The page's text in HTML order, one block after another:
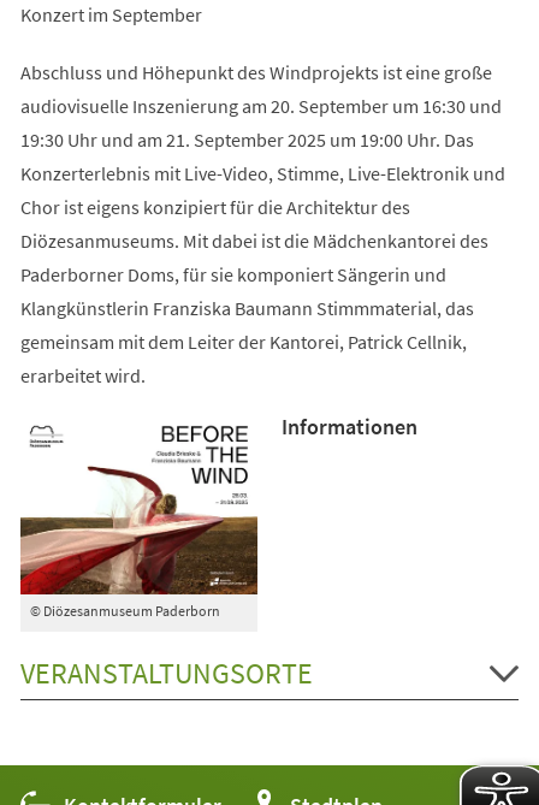
Konzert im September
Abschluss und Höhepunkt des Windprojekts ist eine große
audiovisuelle Inszenierung am 20. September um 16:30 und
19:30 Uhr und am 21. September 2025 um 19:00 Uhr. Das
Konzerterlebnis mit Live-Video, Stimme, Live-Elektronik und
Chor ist eigens konzipiert für die Architektur des
Diözesanmuseums. Mit dabei ist die Mädchenkantorei des
Paderborner Doms, für sie komponiert Sängerin und
Klangkünstlerin Franziska Baumann Stimmmaterial, das
gemeinsam mit dem Leiter der Kantorei, Patrick Cellnik,
erarbeitet wird.
© Diözesanmuseum Paderborn
Informationen
VERANSTALTUNGSORTE